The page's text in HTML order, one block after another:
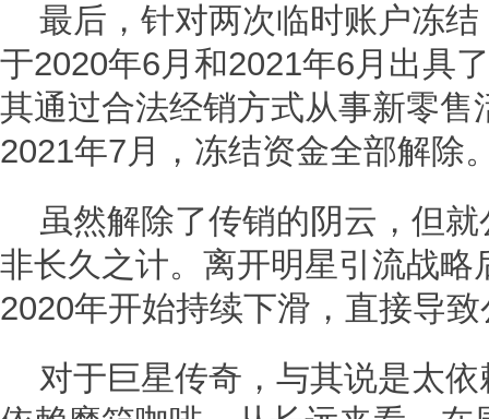
最后，针对两次临时账户冻
于2020年6月和2021年6月出具
其通过合法经销方式从事新零售
2021年7月，冻结资金全部解除
虽然解除了传销的阴云，但
非长久之计。离开明星引流战略
2020年开始持续下滑，直接导
对于巨星传奇，与其说是太